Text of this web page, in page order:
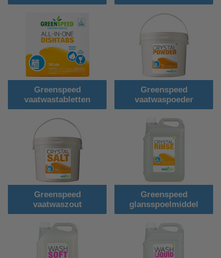
Greenspeed
vaatwastabletten
Greenspeed
vaatwaspoeder
Greenspeed
vaatwaszout
Greenspeed
glansspoelmiddel